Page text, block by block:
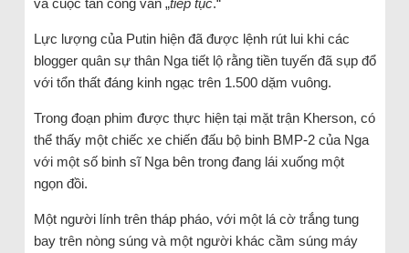
Lực lượng của Putin hiện đã được lệnh rút lui khi các
blogger quân sự thân Nga tiết lộ rằng tiền tuyến đã sụp đổ
với tổn thất đáng kinh ngạc trên 1.500 dặm vuông.
Trong đoạn phim được thực hiện tại mặt trận Kherson, có
thể thấy một chiếc xe chiến đấu bộ binh BMP-2 của Nga
với một số binh sĩ Nga bên trong đang lái xuống một
ngọn đồi.
Một người lính trên tháp pháo, với một lá cờ trắng tung
bay trên nòng súng và một người khác cầm súng máy